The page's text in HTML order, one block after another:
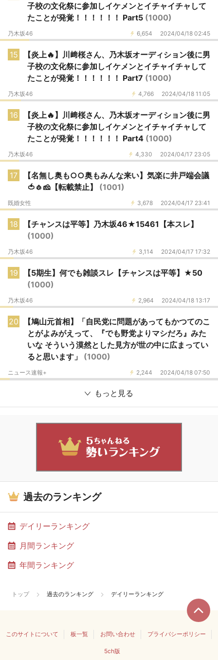
子校の文化祭に参加しイケメンとイチャイチャして
たことが発覚！！！！！！ Part5 (1000)
6,654 2024/04/18 02:45
乃木坂46
15
【炎上🔥】川﨑桜さん、乃木坂オーディション後に男
子校の文化祭に参加しイケメンとイチャイチャして
たことが発覚！！！！！！ Part7 (1000)
4,766 2024/04/18 11:05
乃木坂46
16
【炎上🔥】川﨑桜さん、乃木坂オーディション後に男
子校の文化祭に参加しイケメンとイチャイチャして
たことが発覚！！！！！！ Part4 (1000)
4,330 2024/04/17 23:05
乃木坂46
17
【名無し奥も○○奥もみんな来い】気楽に井戸端会議
🍅🧄🧀【転載禁止】 (1001)
3,678 2024/04/17 23:41
既婚女性
18
【チャンスは平等】乃木坂46★15461【本スレ】
(1000)
3,114 2024/04/17 17:32
乃木坂46
19
【5期生】何でも雑談スレ【チャンスは平等】★50
(1000)
2,964 2024/04/18 13:17
乃木坂46
20
【鳩山元首相】「自民党に問題があってもかつてのこ
とがよみがえって、『でも野党よりマシだろ』みた
いな そういう漠然とした見方が世の中に広まってい
ると思います」 (1000)
2,244 2024/04/18 07:50
ニュース速報+
もっと見る
過去のランキング
デイリーランキング
月間ランキング
年間ランキング
トップ 過去のランキング デイリーランキング
このサイトについて 板一覧 お問い合わせ プライバシーポリシー
5ch版